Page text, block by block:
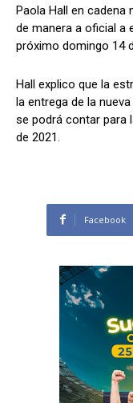
Paola Hall en cadena
de manera a oficial a
próximo domingo 14
Hall explico que la
la entrega de la
se podrá contar para
de 2021.
Facebook